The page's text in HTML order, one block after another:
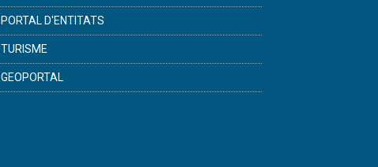
PORTAL D'ENTITATS
TURISME
GEOPORTAL